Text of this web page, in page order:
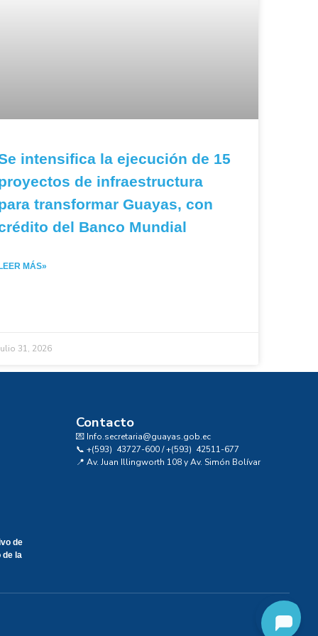
intensifica la ejecución de 15
de infraestructura
transformar Guayas, con
del Banco Mundial
MÁS»
31, 2026
de
de la
Contacto
💌 Info.secretaria@guayas.gob.ec
📞 +(593) 43727-600 / +(593) 42511-677
📍 Av. Juan Illingworth 108 y Av. Simón Bolívar